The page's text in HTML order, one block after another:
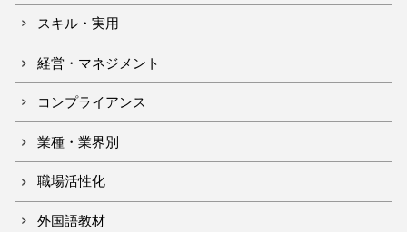
スキル・実用
経営・マネジメント
コンプライアンス
業種・業界別
職場活性化
外国語教材